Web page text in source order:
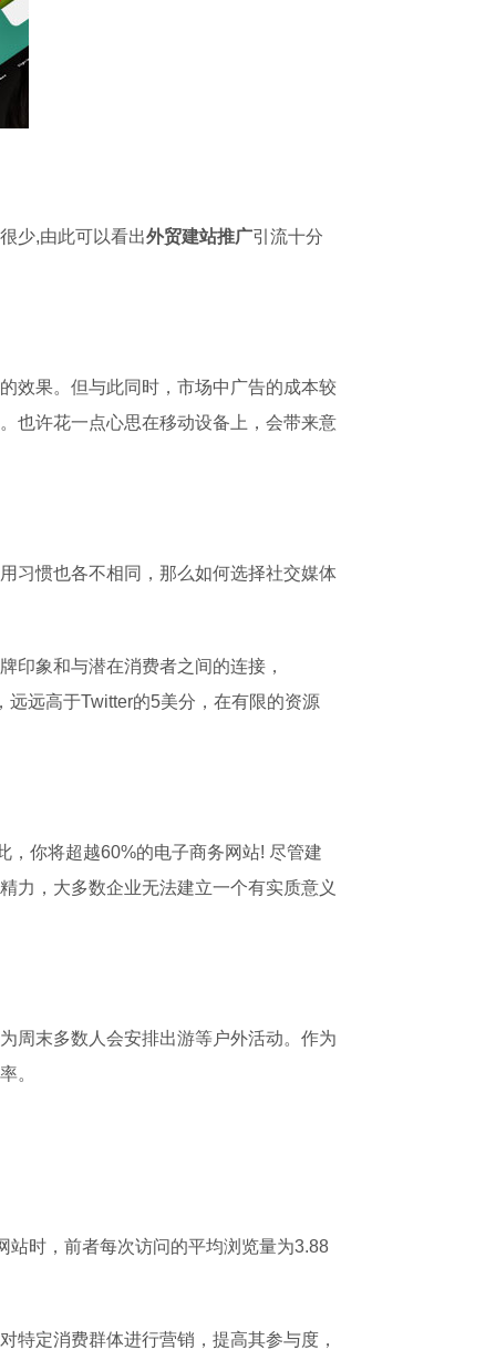
少,由此可以看出外贸建站推广引流十分
效果。但与此同时，市场中广告的成本较
也许花一点心思在移动设备上，会带来意
习惯也各不相同，那么如何选择社交媒体
印象和与潜在消费者之间的连接，
远高于Twitter的5美分，在有限的资源
你将超越60%的电子商务网站! 尽管建
力，大多数企业无法建立一个有实质意义
周末多数人会安排出游等户外活动。作为
。
站时，前者每次访问的平均浏览量为3.88
特定消费群体进行营销，提高其参与度，